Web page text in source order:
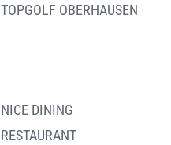
TOPGOLF OBERHAUSEN
NICE DINING
RESTAURANT